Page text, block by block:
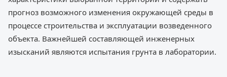
прогноз возможного изменения окружающей среды в
процессе строительства и эксплуатации возведенного
объекта. Важнейшей составляющей инженерных
изысканий являются испытания грунта в лаборатории.